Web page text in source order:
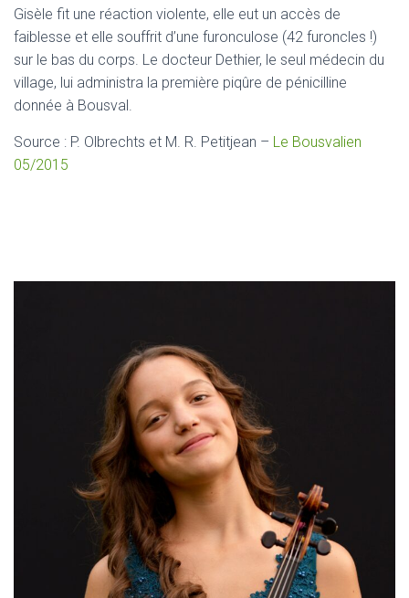
Gisèle fit une réaction violente, elle eut un accès de
faiblesse et elle souffrit d’une furonculose (42 furoncles !)
sur le bas du corps. Le docteur Dethier, le seul médecin du
village, lui administra la première piqûre de pénicilline
donnée à Bousval.
Source : P. Olbrechts et M. R. Petitjean – Le Bousvalien
05/2015